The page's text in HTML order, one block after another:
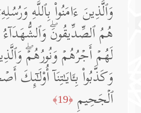
وَٱلَّذِینَ ءَامَنُوا۟ بِٱللَّهِ
هُمُ ٱلصِّدِّیقُونَۖ
لَهُمۡ أَجۡرُهُمۡ وَنُورُهُمۡۖ
وَكَذَّبُوا۟ بِـَٔایَـٰتِنَاۤ أُو۟لَـٰۤىِٕكَ
ٱلۡجَحِیمِ ﴿19﴾